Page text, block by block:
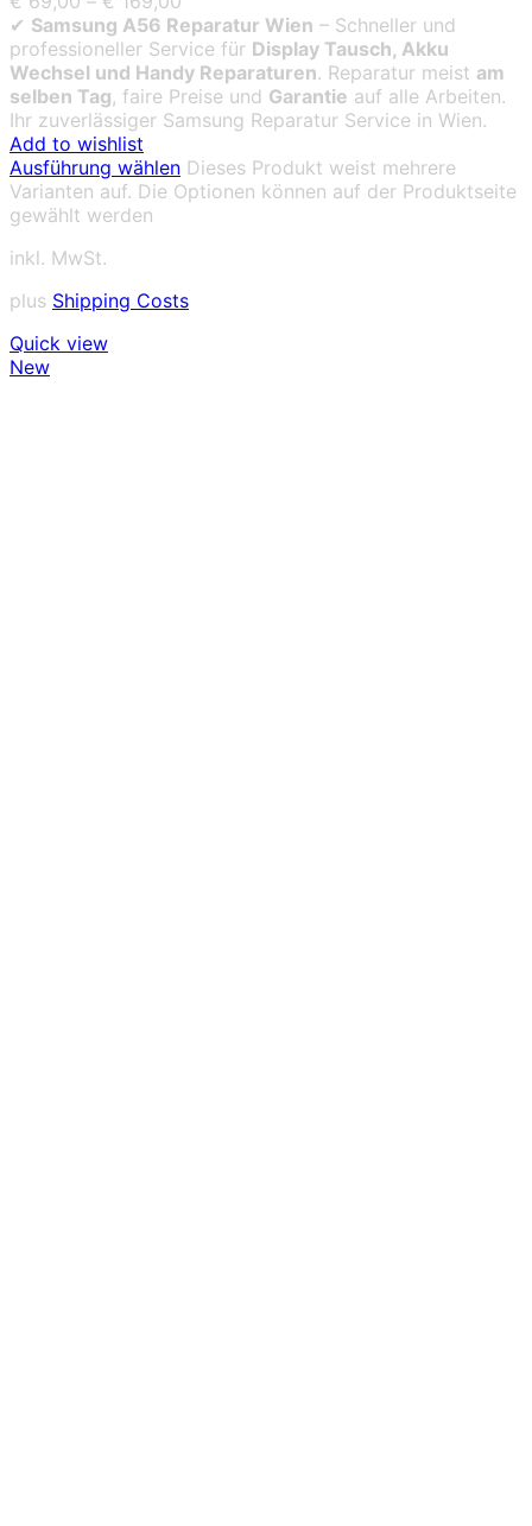
✔ Samsung A56 Reparatur Wien – Schneller und
professioneller Service für Display Tausch, Akku
Wechsel und Handy Reparaturen. Reparatur meist am
selben Tag, faire Preise und Garantie auf alle Arbeiten.
Ihr zuverlässiger Samsung Reparatur Service in Wien.
Add to wishlist
Ausführung wählen Dieses Produkt weist mehrere
Varianten auf. Die Optionen können auf der Produktseite
gewählt werden
inkl. MwSt.
plus Shipping Costs
Quick view
New